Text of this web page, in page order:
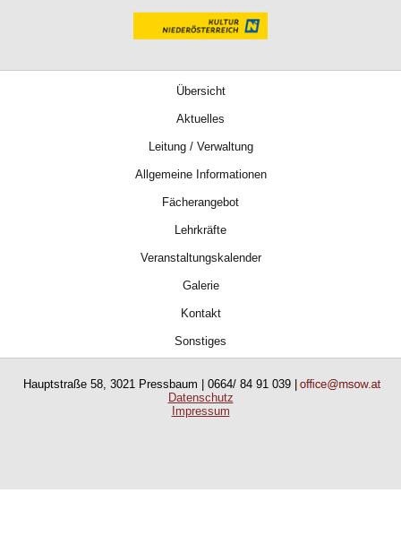
Übersicht
Aktuelles
Leitung / Verwaltung
Allgemeine Informationen
Fächerangebot
Lehrkräfte
Veranstaltungskalender
Galerie
Kontakt
Sonstiges
Hauptstraße 58, 3021 Pressbaum | 0664/ 84 91 039 |
Datenschutz
Impressum